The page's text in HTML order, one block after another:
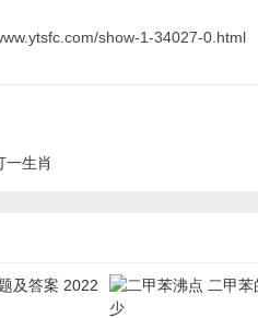
show-1-34027-0.html
一生肖